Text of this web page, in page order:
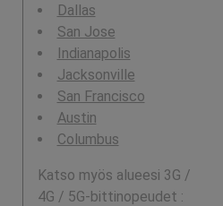
Dallas
San Jose
Indianapolis
Jacksonville
San Francisco
Austin
Columbus
Katso myös alueesi 3G /
4G / 5G-bittinopeudet :